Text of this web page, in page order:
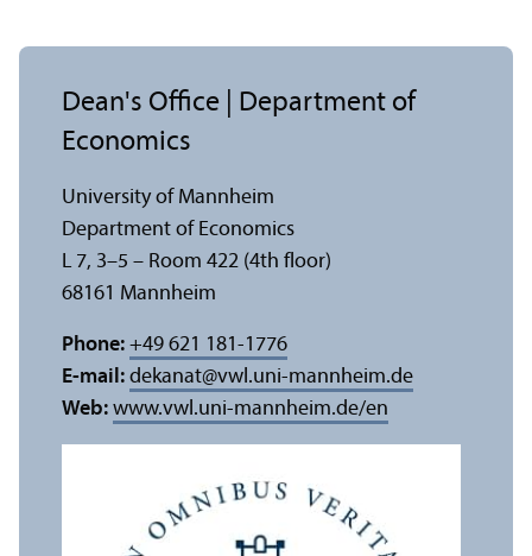
Dean's Office | Department of
Economics
University of Mannheim
Department of Economics
L 7, 3–5 – Room 422 (4th floor)
68161 Mannheim
Phone: +49 621 181-1776
E-mail: dekanat@vwl.uni-mannheim.de
Web: www.vwl.uni-mannheim.de/en